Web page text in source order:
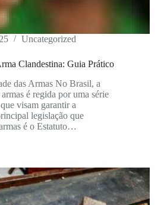
Uncategorized
Clandestina: Guia Prático
das Armas No Brasil, a
é regida por uma série
visam garantir a
legislação que
é o Estatuto…